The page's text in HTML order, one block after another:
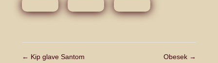
← Kip glave Santom Obesek →